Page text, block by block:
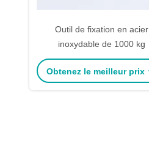
Outil de fixation en acier
inoxydable de 1000 kg
Obtenez le meilleur prix